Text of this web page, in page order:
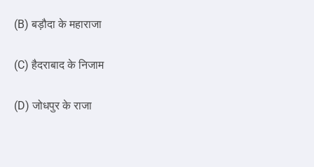
(B) बड़ौदा के महाराजा
(C) हैदराबाद के निजाम
(D) जोधपुर के राजा